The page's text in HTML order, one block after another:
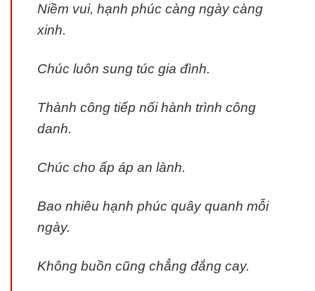
Niềm vui, hạnh phúc càng ngày càng
xinh.
Chúc luôn sung túc gia đình.
Thành công tiếp nối hành trình công
danh.
Chúc cho ấp áp an lành.
Bao nhiêu hạnh phúc quây quanh mỗi
ngày.
Không buồn cũng chẳng đắng cay.